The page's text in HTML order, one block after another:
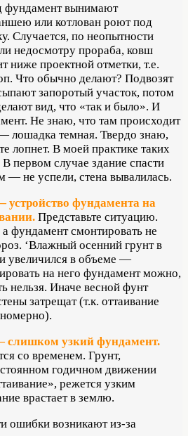
фундамент вынимают
или котлован роют под
Случается, по неопытности
недосмотру прораба, ковш
ниже проектной отметки, т.е.
Что обычно делают? Подвозят
запоротый участок, потом
вид, что «так и было». И
Не знаю, что там происходит
ло­шадка темная. Твердо знаю,
лопнет. В моей практике таких
первом случае здание спасти
— не успели, стена вывалилась.
фундамен­та на
Представьте ситуацию.
фундамент смонтировать не
‘Влажный осенний грунт в
увеличился в объеме —
на него фундамент можно,
нельзя. Иначе весной фунт
затрещат (т.к. оттаивание
слишком узкий фундамент.
со вре­менем. Грунт,
годичном движении
режется узким
врастает в землю.
ошибки возникают из-за